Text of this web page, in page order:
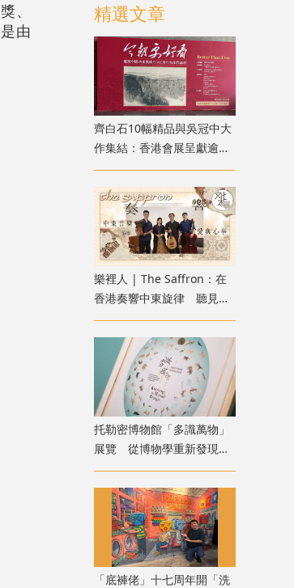
、
由
精選文章
齊白石10幅精品與吳冠中大
作集結：香港會展呈獻逾百
件近現代書畫真跡
樂裡人 | The Saffron：在
香港奏響中東旋律 聽見音
樂裡的人情溫度
托勒密博物館「多識萬物」
展覽 從博物學重新發現自
然
「底褲佬」十七周年開「洗